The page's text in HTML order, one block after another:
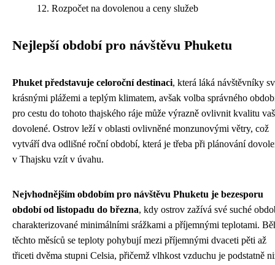
Rozpočet na dovolenou a ceny služeb
Nejlepší období pro návštěvu Phuketu
Phuket představuje celoroční destinaci, která láká návštěvníky
krásnými plážemi a teplým klimatem, avšak volba správného
pro cestu do tohoto thajského ráje může výrazně ovlivnit kvalitu
dovolené. Ostrov leží v oblasti ovlivněné monzunovými větry, což
vytváří dva odlišné roční období, která je třeba při plánování
v Thajsku vzít v úvahu.
Nejvhodnějším obdobím pro návštěvu Phuketu je bezesporu
období od listopadu do března, kdy ostrov zažívá své suché
charakterizované minimálními srážkami a příjemnými teplotami.
těchto měsíců se teploty pohybují mezi příjemnými dvaceti pěti až
třiceti dvěma stupni Celsia, přičemž vlhkost vzduchu je podstatně